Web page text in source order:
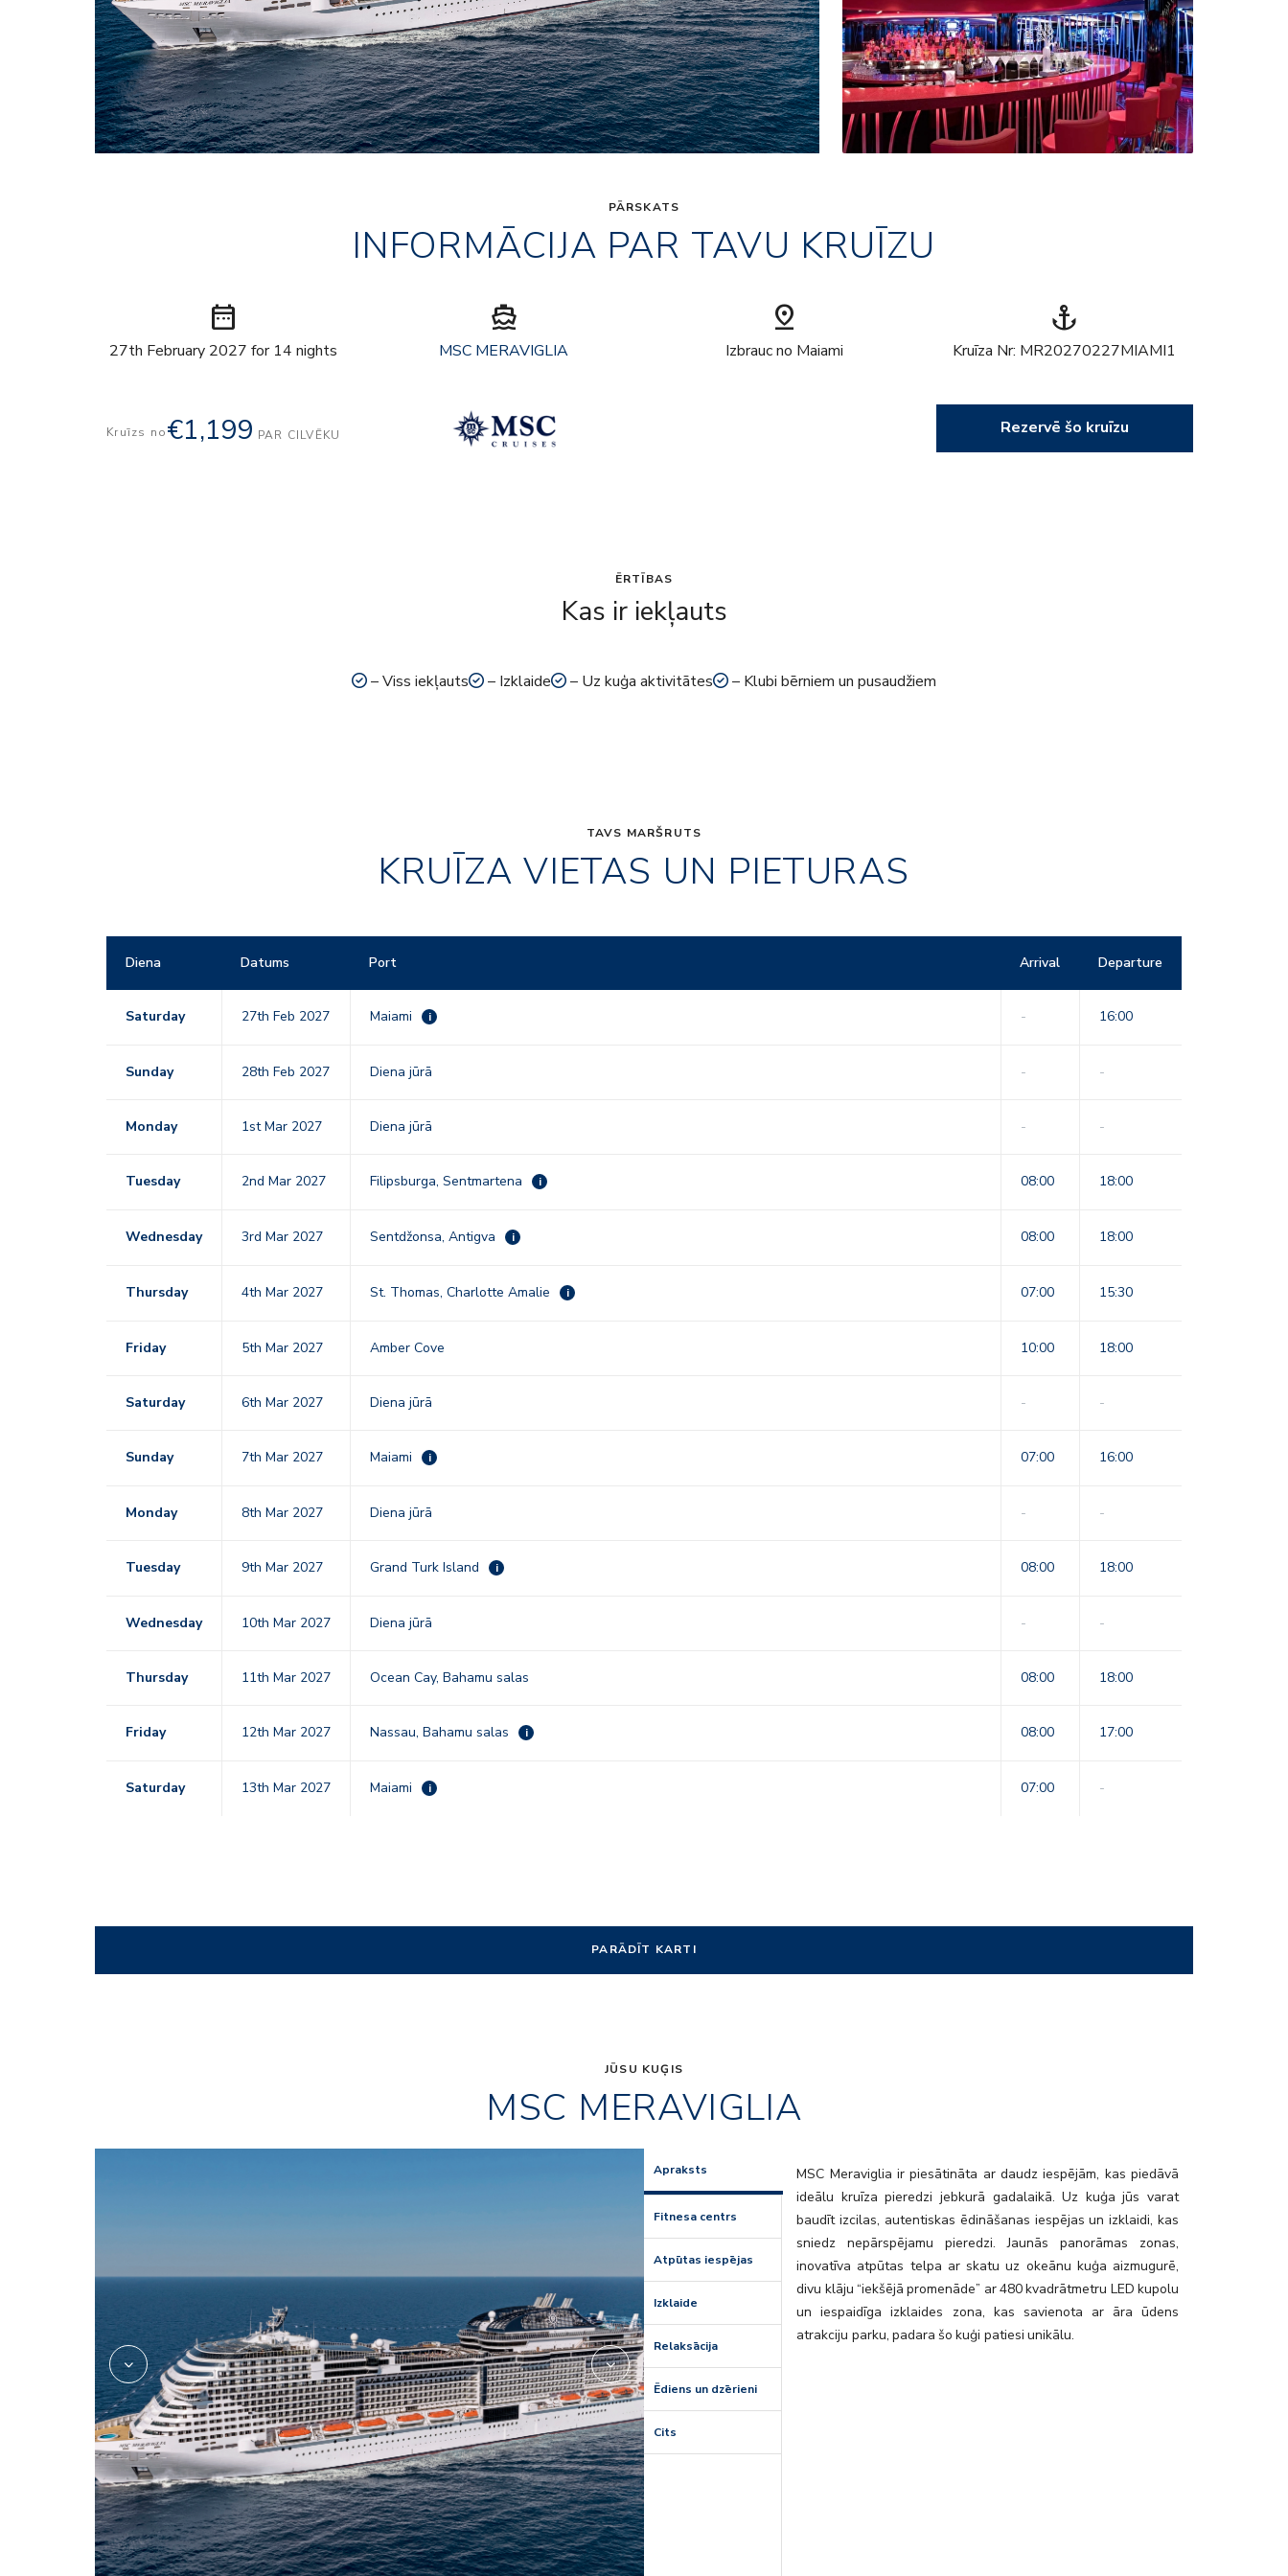
PĀRSKATS
INFORMĀCIJA PAR TAVU KRUĪZU
date_range
27th February 2027 for 14 nights
directions_boat
MSC MERAVIGLIA
pin_drop
Izbrauc no Maiami
anchor
Kruīza Nr: MR20270227MIAMI1
Kruīzs no€1,199 PAR CILVĒKU Rezervē šo kruīzu
ĒRTĪBAS
Kas ir iekļauts
– Viss iekļauts – Izklaide – Uz kuģa aktivitātes – Klubi bērniem un pusaudžiem
TAVS MARŠRUTS
KRUĪZA VIETAS UN PIETURAS
Diena Datums Port Arrival Departure
Saturday 27th Feb 2027 Maiami i - 16:00
Sunday 28th Feb 2027 Diena jūrā - -
Monday 1st Mar 2027 Diena jūrā - -
Tuesday 2nd Mar 2027 Filipsburga, Sentmartena i 08:00 18:00
Wednesday 3rd Mar 2027 Sentdžonsa, Antigva i 08:00 18:00
Thursday 4th Mar 2027 St. Thomas, Charlotte Amalie i 07:00 15:30
Friday 5th Mar 2027 Amber Cove 10:00 18:00
Saturday 6th Mar 2027 Diena jūrā - -
Sunday 7th Mar 2027 Maiami i 07:00 16:00
Monday 8th Mar 2027 Diena jūrā - -
Tuesday 9th Mar 2027 Grand Turk Island i 08:00 18:00
Wednesday 10th Mar 2027 Diena jūrā - -
Thursday 11th Mar 2027 Ocean Cay, Bahamu salas 08:00 18:00
Friday 12th Mar 2027 Nassau, Bahamu salas i 08:00 17:00
Saturday 13th Mar 2027 Maiami i 07:00 -
PARĀDĪT KARTI
JŪSU KUĢIS
MSC MERAVIGLIA
Apraksts
Fitnesa centrs
Atpūtas iespējas
Izklaide
Relaksācija
Ēdiens un dzērieni
Cits
MSC Meraviglia ir piesātināta ar daudz iespējām, kas piedāvā
ideālu kruīza pieredzi jebkurā gadalaikā. Uz kuģa jūs varat
baudīt izcilas, autentiskas ēdināšanas iespējas un izklaidi, kas
sniedz nepārspējamu pieredzi. Jaunās panorāmas zonas,
inovatīva atpūtas telpa ar skatu uz okeānu kuģa aizmugurē,
divu klāju “iekšējā promenāde” ar 480 kvadrātmetru LED kupolu
un iespaidīga izklaides zona, kas savienota ar āra ūdens
atrakciju parku, padara šo kuģi patiesi unikālu.